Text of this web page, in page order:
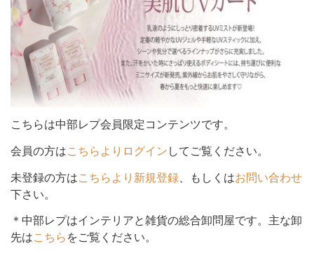
切
こちらは中部レプ会員限定コンテンツです。
会員の方はこちらよりログイン してご覧ください。
未登録の方はこちらより新規登録 、もしくはお問い合わせ
下さい。
＊中部レプはインテリアと雑貨の総合卸問屋です。主な卸
先はこちら をご覧ください。